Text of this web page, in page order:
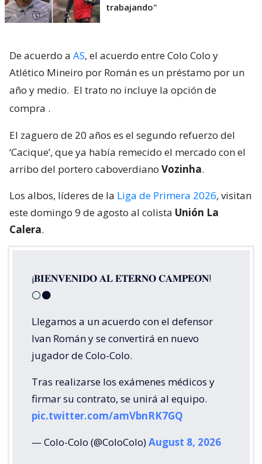
trabajando"
De acuerdo a AS, el acuerdo entre Colo Colo y
Atlético Mineiro por Román es un préstamo por un
año y medio. El trato no incluye la opción de
compra .
El zaguero de 20 años es el segundo refuerzo del
‘Cacique’, que ya había remecido el mercado con el
arribo del portero caboverdiano Vozinha.
Los albos, líderes de la Liga de Primera 2026, visitan
este domingo 9 de agosto al colista Unión La
Calera.
¡𝐁𝐈𝐄𝐍𝐕𝐄𝐍𝐈𝐃𝐎 𝐀𝐋 𝐄𝐓𝐄𝐑𝐍𝐎 𝐂𝐀𝐌𝐏𝐄𝐎́𝐍!
⚪⚫
Llegamos a un acuerdo con el defensor
Ivan Román y se convertirá en nuevo
jugador de Colo-Colo.
Tras realizarse los exámenes médicos y
firmar su contrato, se unirá al equipo.
pic.twitter.com/amVbnRK7GQ
— Colo-Colo (@ColoColo)August 8, 2026